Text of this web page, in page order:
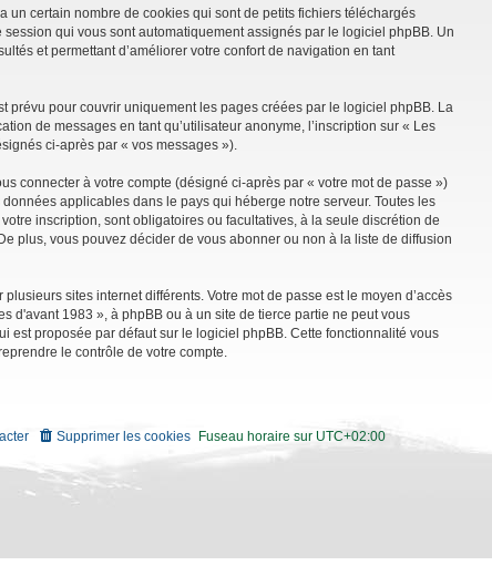
certain nombre de cookies qui sont de petits fichiers téléchargés
qui vous sont automatiquement assignés par le logiciel phpBB. Un
et permettant d’améliorer votre confort de navigation en tant
prévu pour couvrir uniquement les pages créées par le logiciel phpBB. La
de messages en tant qu’utilisateur anonyme, l’inscription sur « Les
ci-après par « vos messages »).
connecter à votre compte (désigné ci-après par « votre mot de passe »)
applicables dans le pays qui héberge notre serveur. Toutes les
inscription, sont obligatoires ou facultatives, à la seule discrétion de
plus, vous pouvez décider de vous abonner ou non à la liste de diffusion
sites internet différents. Votre mot de passe est le moyen d’accès
d'avant 1983 », à phpBB ou à un site de tierce partie ne peut vous
est proposée par défaut sur le logiciel phpBB. Cette fonctionnalité vous
le contrôle de votre compte.
Fuseau horaire sur UTC+02:00
Supprimer les cookies